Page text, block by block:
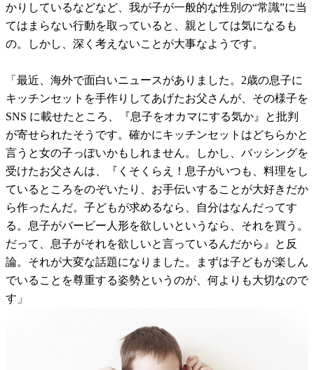
かりしているなどなど、我が子が一般的な性別の“常識”に当
てはまらない行動を取っていると、親としては気になるも
の。しかし、深く考えないことが大事なようです。
「最近、海外で面白いニュースがありました。2歳の息子に
キッチンセットを手作りしてあげたお父さんが、その様子を
SNS に載せたところ、『息子をオカマにする気か』と批判
が寄せられたそうです。確かにキッチンセットはどちらかと
言うと女の子っぽいかもしれません。しかし、バッシングを
受けたお父さんは、『くそくらえ！息子がいつも、料理をし
ているところをのぞいたり、お手伝いすることが大好きだか
ら作ったんだ。子どもが求めるなら、自分はなんだってす
る。息子がバービー人形を欲しいというなら、それを買う。
だって、息子がそれを欲しいと言っているんだから』と反
論。それが大変な話題になりました。まずは子どもが楽しん
でいることを尊重する姿勢というのが、何よりも大切なので
す」